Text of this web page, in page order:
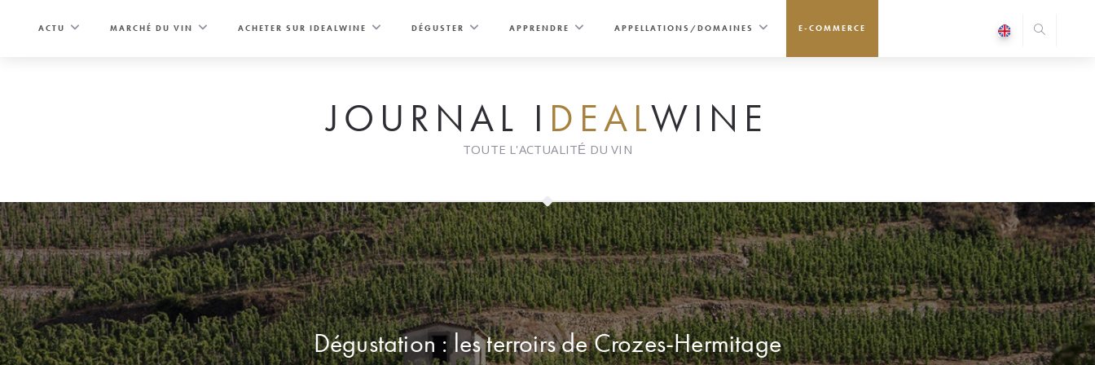
ACTU MARCHÉ DU VIN ACHETER SUR IDEALWINE DÉGUSTER APPRENDRE APPELLATIONS/DOMAINES E-COMMERCE
JOURNAL I DEALWINE
TOUTE L'ACTUALITÉ DU VIN
Dégustation : les terroirs de Crozes-Hermitage